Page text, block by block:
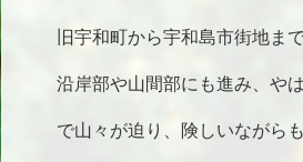
旧宇和町から宇和島市街地ま
沿岸部や山間部にも進み、や
で山々が迫り、険しいながら